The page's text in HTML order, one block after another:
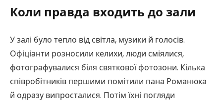
Коли правда входить до зали
У залі було тепло від світла, музики й голосів.
Офіціанти розносили келихи, люди сміялися,
фотографувалися біля святкової фотозони. Кілька
співробітників першими помітили пана Романюка
й одразу випросталися. Потім їхні погляди